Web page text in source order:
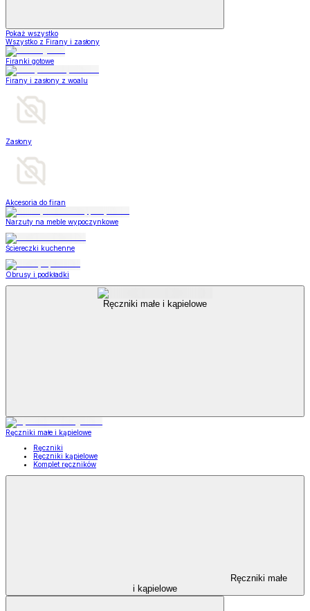
Pokaż wszystko
Wszystko z Firany i zasłony
Firanki gotowe
Firany i zasłony z woalu
Zasłony
Akcesoria do firan
Narzuty na meble wypoczynkowe
Ściereczki kuchenne
Obrusy i podkładki
Ręczniki małe i kąpielowe
Ręczniki małe i kąpielowe
Ręczniki
Ręczniki kąpielowe
Komplet ręczników
Ręczniki małe
i kąpielowe